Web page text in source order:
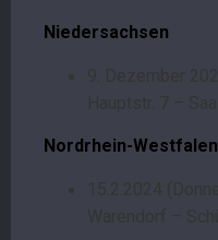
Niedersachsen
Nordrhein-Westfalen